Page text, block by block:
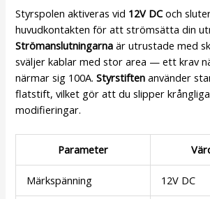
Styrspolen aktiveras vid 12V DCoch
huvudkontakten för att strömsätta din
Strömanslutningarna är utrustade med
sväljer kablar med stor area — ett krav
närmar sig 100A.Styrstiften använder
flatstift, vilket gör att du slipper
modifieringar.
Parameter
Märkspänning 12V DC